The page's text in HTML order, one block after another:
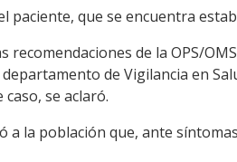
paciente, que se encuentra
recomendaciones de la OPS/
de Vigilancia en
se aclaró.
a la población que, ante